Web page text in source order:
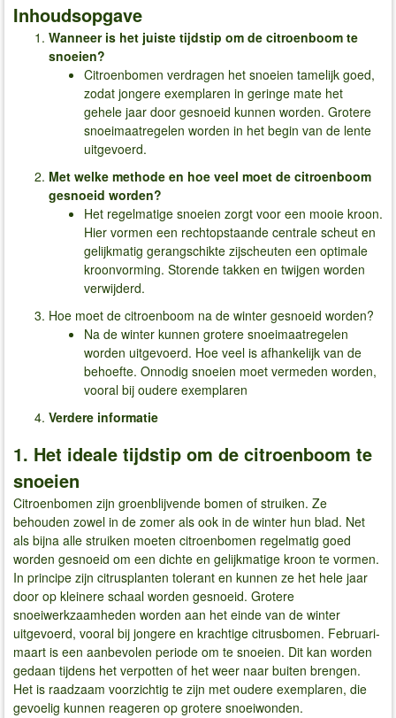
Inhoudsopgave
Wanneer is het juiste tijdstip om de citroenboom te
snoeien?
Citroenbomen verdragen het snoeien tamelijk goed,
zodat jongere exemplaren in geringe mate het
gehele jaar door gesnoeid kunnen worden. Grotere
snoeimaatregelen worden in het begin van de lente
uitgevoerd.
Met welke methode en hoe veel moet de citroenboom
gesnoeid worden?
Het regelmatige snoeien zorgt voor een mooie kroon.
Hier vormen een rechtopstaande centrale scheut en
gelijkmatig gerangschikte zijscheuten een optimale
kroonvorming. Storende takken en twijgen worden
verwijderd.
Hoe moet de citroenboom na de winter gesnoeid worden?
Na de winter kunnen grotere snoeimaatregelen
worden uitgevoerd. Hoe veel is afhankelijk van de
behoefte. Onnodig snoeien moet vermeden worden,
vooral bij oudere exemplaren
Verdere informatie
1. Het ideale tijdstip om de citroenboom te
snoeien
Citroenbomen zijn groenblijvende bomen of struiken. Ze
behouden zowel in de zomer als ook in de winter hun blad. Net
als bijna alle struiken moeten citroenbomen regelmatig goed
worden gesnoeid om een dichte en gelijkmatige kroon te vormen.
In principe zijn citrusplanten tolerant en kunnen ze het hele jaar
door op kleinere schaal worden gesnoeid. Grotere
snoeiwerkzaamheden worden aan het einde van de winter
uitgevoerd, vooral bij jongere en krachtige citrusbomen. Februari-
maart is een aanbevolen periode om te snoeien. Dit kan worden
gedaan tijdens het verpotten of het weer naar buiten brengen.
Het is raadzaam voorzichtig te zijn met oudere exemplaren, die
gevoelig kunnen reageren op grotere snoeiwonden.